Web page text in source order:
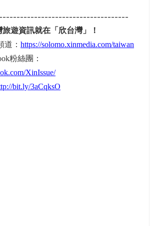
遊資訊就在「欣台灣」！
道： https://solomo.xinmedia.com/taiwan
粉絲團：
XinIssue/
bit.ly/3aCqksO